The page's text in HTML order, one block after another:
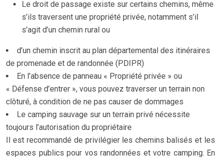
Le droit de passage existe sur certains chemins, même
s’ils traversent une propriété privée, notamment s’il
s’agit d’un chemin rural ou
d’un chemin inscrit au plan départemental des itinéraires
de promenade et de randonnée (PDIPR)
En l’absence de panneau « Propriété privée » ou
« Défense d’entrer », vous pouvez traverser un terrain non
clôturé, à condition de ne pas causer de dommages
Le camping sauvage sur un terrain privé nécessite
toujours l’autorisation du propriétaire
Il est recommandé de privilégier les chemins balisés et les
espaces publics pour vos randonnées et votre camping. En